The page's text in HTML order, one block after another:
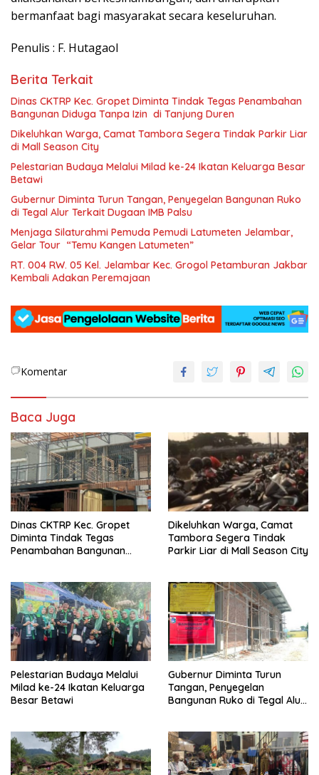
bermanfaat bagi masyarakat secara keseluruhan.
Penulis : F. Hutagaol
Berita Terkait
Dinas CKTRP Kec. Gropet Diminta Tindak Tegas Penambahan
Bangunan Diduga Tanpa Izin di Tanjung Duren
Dikeluhkan Warga, Camat Tambora Segera Tindak Parkir Liar
di Mall Season City
Pelestarian Budaya Melalui Milad ke-24 Ikatan Keluarga Besar
Betawi
Gubernur Diminta Turun Tangan, Penyegelan Bangunan Ruko
di Tegal Alur Terkait Dugaan IMB Palsu
Menjaga Silaturahmi Pemuda Pemudi Latumeten Jelambar,
Gelar Tour “Temu Kangen Latumeten”
RT. 004 RW. 05 Kel. Jelambar Kec. Grogol Petamburan Jakbar
Kembali Adakan Peremajaan
Komentar
Baca Juga
Dinas CKTRP Kec. Gropet
Diminta Tindak Tegas
Penambahan Bangunan
Dikeluhkan Warga, Camat
Tambora Segera Tindak
Parkir Liar di Mall Season City
Pelestarian Budaya Melalui
Milad ke-24 Ikatan Keluarga
Besar Betawi
Gubernur Diminta Turun
Tangan, Penyegelan
Bangunan Ruko di Tegal Alur